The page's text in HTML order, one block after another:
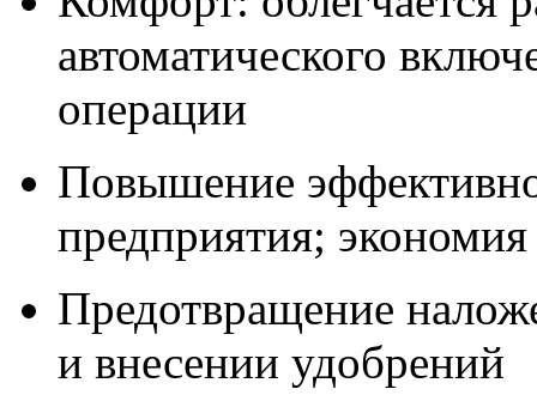
автоматического
операции
Повышение
предприятия; экономия
Предотвращение
и внесении удобрений